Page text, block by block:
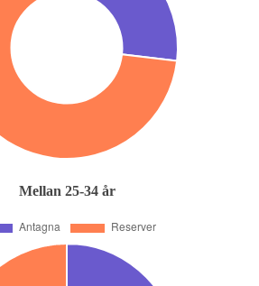
Mellan 25-34 år